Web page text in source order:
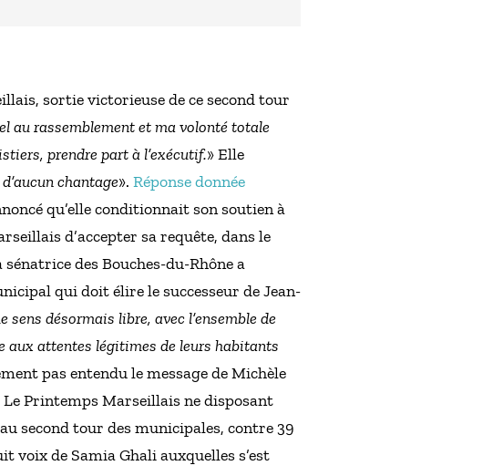
sortie victorieuse de ce second tour
au rassemblement et ma volonté totale
prendre part à l’exécutif.» Elle
chantage». Réponse donnée
qu’elle conditionnait son soutien à
d’accepter sa requête, dans le
des Bouches-du-Rhône a
qui doit élire le successeur de Jean-
sens désormais libre, avec l’ensemble de
aux attentes légitimes de leurs habitants
pas entendu le message de Michèle
Le Printemps Marseillais ne disposant
second tour des municipales, contre 39
voix de Samia Ghali auxquelles s’est